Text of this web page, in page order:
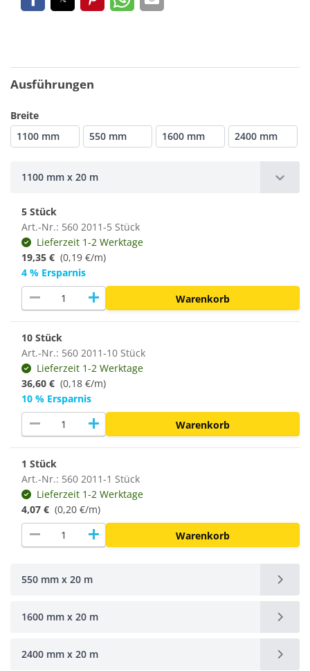
Ausführungen
Breite
1100 mm
550 mm 1600 mm 2400 mm
1100 mm x 20 m
5 Stück
Art.-Nr.: 560 2011-5 Stück
Lieferzeit 1-2 Werktage
19,35 € (0,19 €/m)
4 % Ersparnis
remove add Warenkorb
10 Stück
Art.-Nr.: 560 2011-10 Stück
Lieferzeit 1-2 Werktage
36,60 € (0,18 €/m)
10 % Ersparnis
remove add Warenkorb
1 Stück
Art.-Nr.: 560 2011-1 Stück
Lieferzeit 1-2 Werktage
4,07 € (0,20 €/m)
remove add Warenkorb
550 mm x 20 m
1600 mm x 20 m
2400 mm x 20 m